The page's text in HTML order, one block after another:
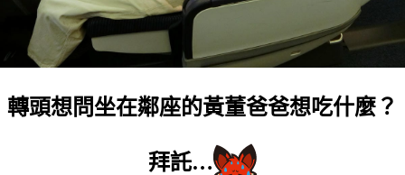
轉頭想問坐在鄰座的黃董爸爸想吃什麼？
拜託…